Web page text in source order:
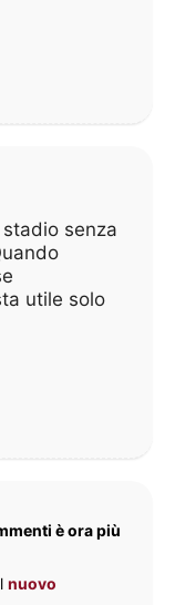
senza
utile solo
è ora più
nuovo